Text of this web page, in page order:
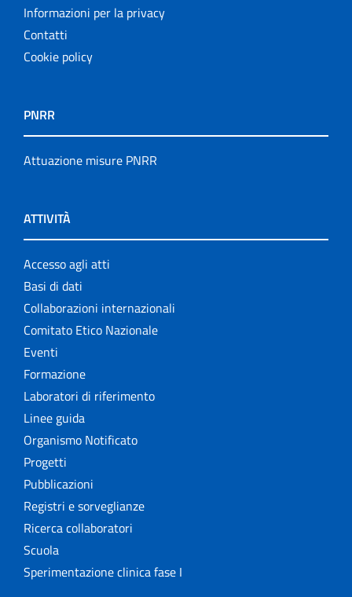
Informazioni per la privacy
Contatti
Cookie policy
PNRR
Attuazione misure PNRR
ATTIVITÀ
Accesso agli atti
Basi di dati
Collaborazioni internazionali
Comitato Etico Nazionale
Eventi
Formazione
Laboratori di riferimento
Linee guida
Organismo Notificato
Progetti
Pubblicazioni
Registri e sorveglianze
Ricerca collaboratori
Scuola
Sperimentazione clinica fase I